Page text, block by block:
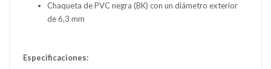
Chaqueta de PVC negra (BK) con un diámetro exterior
de 6,3 mm
Especificaciones: